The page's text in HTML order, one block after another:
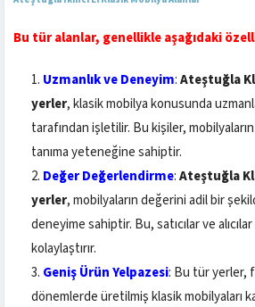
Bu tür alanlar, genellikle aşağıdaki
Uzmanlık ve Deneyim:Ateştuğla
yerler, klasik mobilya konusunda
tarafından işletilir. Bu kişiler, mobilyaların
tanıma yeteneğine sahiptir.
Değer Değerlendirme:Ateştuğla
yerler, mobilyaların değerini adil bir
deneyime sahiptir. Bu, satıcılar ve
kolaylaştırır.
Geniş Ürün Yelpazesi: Bu tür yerler,
dönemlerde üretilmiş klasik mobilyaları